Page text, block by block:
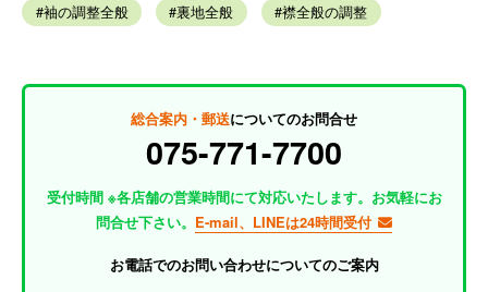
袖の調整全般 裏地全般 襟全般の調整
総合案内・郵送についてのお問合せ
075-771-7700
受付時間 ※各店舗の営業時間にて対応いたします。お気軽にお
問合せ下さい。 E-mail、LINEは24時間受付
お電話でのお問い合わせについてのご案内